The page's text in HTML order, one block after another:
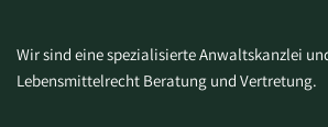
Wir sind eine spezialisierte Anwaltskanzlei
Lebensmittelrecht Beratung und Vertretung.